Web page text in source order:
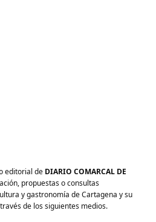
editorial de DIARIO COMARCAL DE
propuestas o consultas
y gastronomía de Cartagena y su
de los siguientes medios.